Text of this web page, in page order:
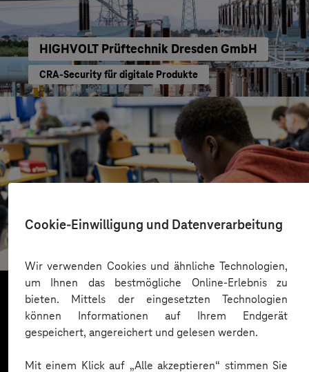
Cookie-Einwilligung und Datenverarbeitung
Wir verwenden Cookies und ähnliche Technologien,
um Ihnen das bestmögliche Online-Erlebnis zu
bieten. Mittels der eingesetzten Technologien
können Informationen auf Ihrem Endgerät
gespeichert, angereichert und gelesen werden.
Mit einem Klick auf „Alle akzeptieren“ stimmen Sie
HIGHVOLT Prüftechnik Dresden GmbH
CRA-Security für digitale Produkte
St.-Benedikt-Schule Düsseldorf
Mehr laden